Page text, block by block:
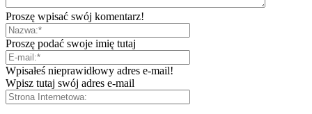
Proszę wpisać swój komentarz!
Proszę podać swoje imię tutaj
Wpisałeś nieprawidłowy adres e-mail!
Wpisz tutaj swój adres e-mail